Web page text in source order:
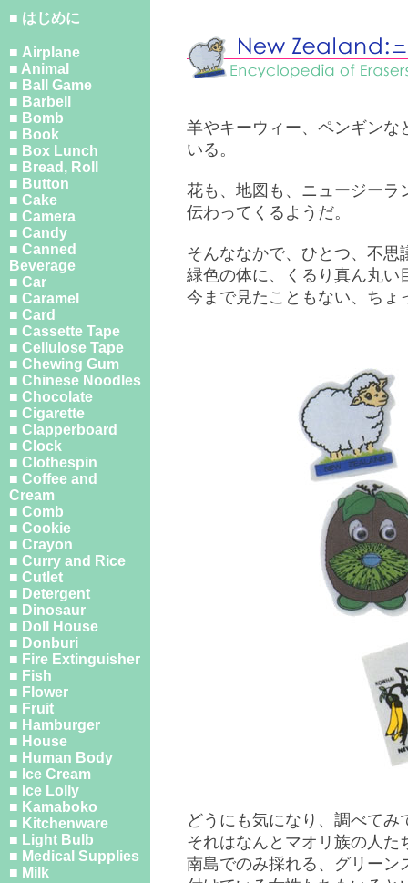
■ はじめに
■ Airplane
■ Animal
■ Ball Game
■ Barbell
■ Bomb
■ Book
■ Box Lunch
■ Bread, Roll
■ Button
■ Cake
■ Camera
■ Candy
■ Canned
Beverage
■ Car
■ Caramel
■ Card
■ Cassette Tape
■ Cellulose Tape
■ Chewing Gum
■ Chinese Noodles
■ Chocolate
■ Cigarette
■ Clapperboard
■ Clock
■ Clothespin
■ Coffee and
Cream
■ Comb
■ Cookie
■ Crayon
■ Curry and Rice
■ Cutlet
■ Detergent
■ Dinosaur
■ Doll House
■ Donburi
■ Fire Extinguisher
■ Fish
■ Flower
■ Fruit
■ Hamburger
■ House
■ Human Body
■ Ice Cream
■ Ice Lolly
■ Kamaboko
■ Kitchenware
■ Light Bulb
■ Medical Supplies
■ Milk
羊やキーウィー、ペンギンな
いる。
花も、地図も、ニュージーラ
伝わってくるようだ。
そんななかで、ひとつ、不思
緑色の体に、くるり真ん丸
今まで見たこともない、ちょ
どうにも気になり、調べて
それはなんとマオリ族の人
南島でのみ採れる、グリーン